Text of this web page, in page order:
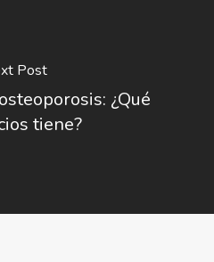
Post
¿Qué
tiene?